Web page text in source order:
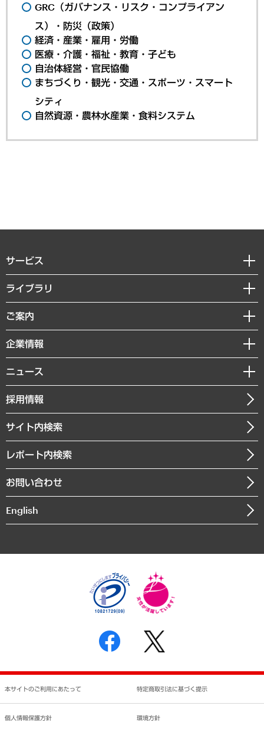
GRC（ガバナンス・リスク・コンプライアン
ス）・防災（政策）
経済・産業・雇用・労働
医療・介護・福祉・教育・子ども
自治体経営・官民協働
まちづくり・観光・交通・スポーツ・スマート
シティ
自然資源・農林水産業・食料システム
サービス
経営戦略
組織・人事戦略
デジタルイノベーション
共生・ダイバーシティ
GRC（ガバナンス・リスク・コンプライアンス）・防災（政策）
経済・産業・雇用・労働
まちづくり・観光・交通・スポーツ・スマートシティ
自然資源・農林水産業・食料システム
ライブラリ
経済調査
レポート
コラム
経営用語集
受託・受注実績（官公庁関連）
メディア掲載・出演
ご案内
セミナー・イベント情報
MUFGビジネスセミナー
受託案件情報
企業情報
私たちの想い
社長メッセージ
会社概要
沿革
組織図・本部部室紹介
インドネシア現地法人
個人情報保護方針
反社会的勢力に対する基本方針
書面による個人情報の開示等の請求の手続きについて
ニュース
ニュースリリース
お知らせ
採用情報
サイト内検索
レポート内検索
お問い合わせ
English
本サイトのご利用にあたって 特定商取引法に基づく提示
個人情報保護方針 環境方針